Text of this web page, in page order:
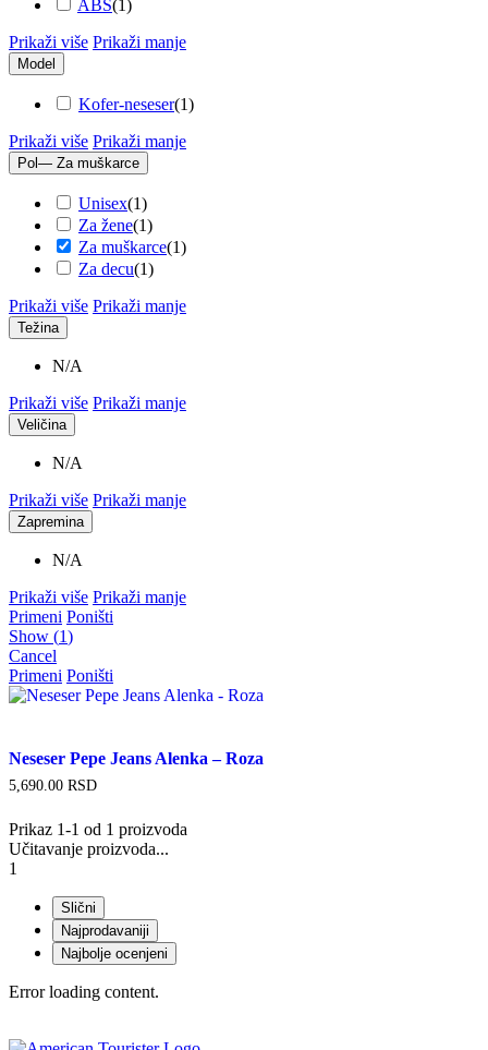
ABS(1 )
Prikaži više Prikaži manje
Model
Kofer-neseser(1)
Prikaži više Prikaži manje
Pol — Za muškarce
Unisex(1)
Za žene(1)
Za muškarce(1)
Za decu(1)
Prikaži više Prikaži manje
Težina
N/A
Prikaži više Prikaži manje
Veličina
N/A
Prikaži više Prikaži manje
Zapremina
N/A
Prikaži više Prikaži manje
Primeni Poništi
Show (1)
Cancel
Primeni Poništi
Neseser Pepe Jeans Alenka – Roza
5,690.00 RSD
Prikaz 1-1 od 1 proizvoda
Učitavanje proizvoda...
1
Slični
Najprodavaniji
Najbolje ocenjeni
Error loading content.